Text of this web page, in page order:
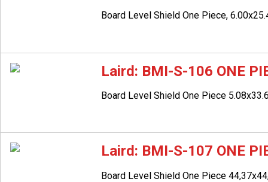
Board Level Shield One Piece,
Laird: BMI-S-106 ONE
Board Level Shield One Piece
Laird: BMI-S-107 ONE
Board Level Shield One Piece